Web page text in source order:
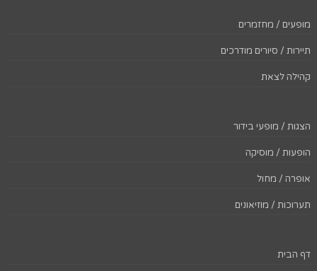
מופעים / מחזמרים
תיירות / סיורים מודרכים
קהילה לצאת
הצגות / מופעי בידור
הופעות / מוסיקה
אופרה / מחול
תערוכות / מוזיאונים
דף הבית